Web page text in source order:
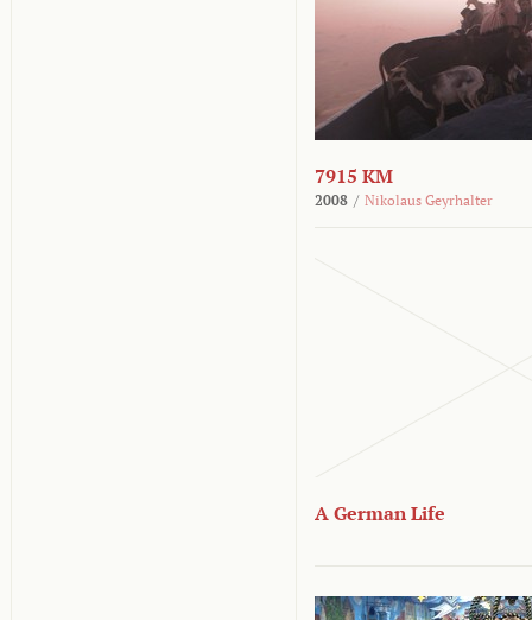
7915 KM
2008 / Nikolaus Geyrhalter
A German Life